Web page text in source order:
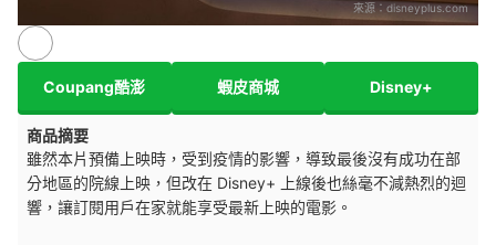
來源： disneyplus.com
Coupang酷澎 蝦皮商城 Disney+
商品摘要
雖然本片預備上映時，受到疫情的影響，導致最後沒有成功在部
分地區的院線上映，但改在 Disney+ 上線後也絲毫不減熱烈的迴
響，讓訂閱用戶在家就能享受最新上映的電影。